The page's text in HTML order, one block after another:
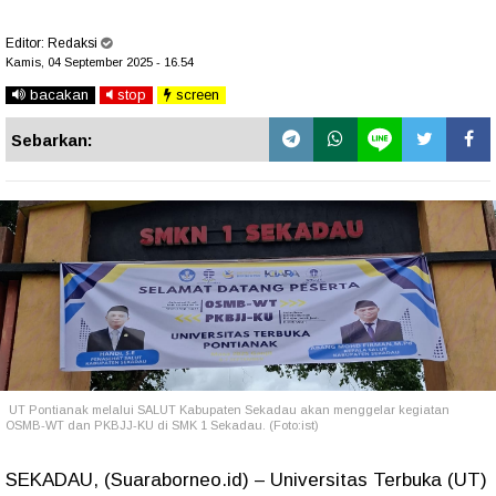
Editor: Redaksi
Kamis, 04 September 2025 - 16.54
bacakan stop screen
Sebarkan:
UT Pontianak melalui SALUT Kabupaten Sekadau akan menggelar kegiatan
OSMB-WT dan PKBJJ-KU di SMK 1 Sekadau. (Foto:ist)
SEKADAU, (Suaraborneo.id) – Universitas Terbuka (UT)